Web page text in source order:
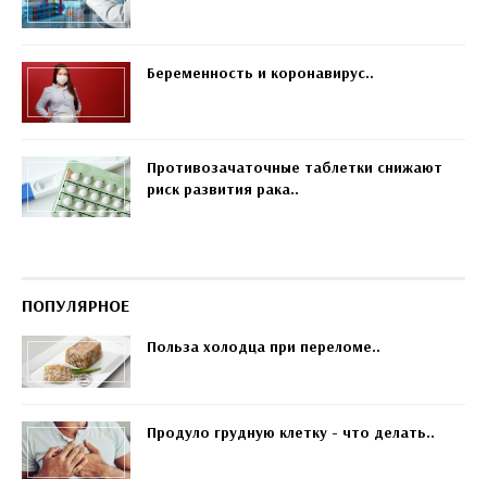
Беременность и коронавирус..
Противозачаточные таблетки снижают
риск развития рака..
ПОПУЛЯРНОЕ
Польза холодца при переломе..
Продуло грудную клетку - что делать..